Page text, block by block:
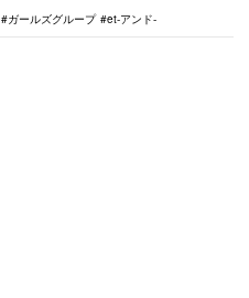
ガールズグループ et-アンド-